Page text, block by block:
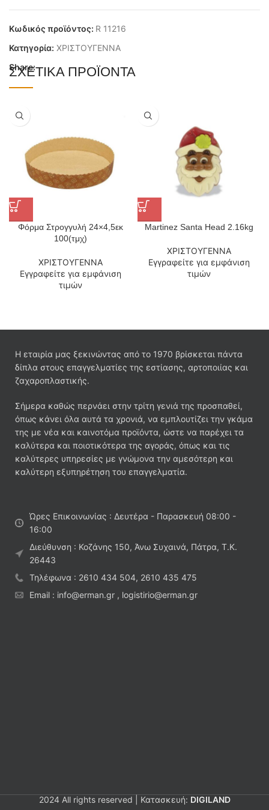
Κωδικός προϊόντος: R 11216
Κατηγορία: ΧΡΙΣΤΟΥΓΕΝΝΑ
Share:
ΣΧΕΤΙΚΆ ΠΡΟΪΌΝΤΑ
Φόρμα Στρογγυλή 24×4,5εκ
100(τμχ)
ΧΡΙΣΤΟΥΓΕΝΝΑ
Εγγραφείτε για εμφάνιση
τιμών
Martinez Santa Head 2.16kg
ΧΡΙΣΤΟΥΓΕΝΝΑ
Εγγραφείτε για εμφάνιση
τιμών
Η εταιρία μας ξεκινώντας από το 1970 βρίσκεται πάντα
δίπλα στους επαγγελματίες της εστίασης, αρτοποιίας και
ζαχαροπλαστικής.
Σήμερα καθώς περνάει στην τρίτη γενιά της προσπαθεί,
όπως κάνει όλα αυτά τα χρονιά, να εμπλουτίζει την γκάμα
της με νέα και καινοτόμα προϊόντα, ώστε να παρέχει τα
καλύτερα και ποιοτικότερα της αγοράς, όπως και τις
καλύτερες υπηρεσίες με γνώμονα την αμεσότερη και
καλύτερη εξυπηρέτηση του επαγγελματία.
Ώρες Επικοινωνίας : Δευτέρα - Παρασκευή 08:00 -
16:00
Διεύθυνση : Κοζάνης 150, Άνω Συχαινά, Πάτρα, Τ.Κ.
26443
Τηλέφωνα : 2610 434 504, 2610 435 475
Email : info@erman.gr , logistirio@erman.gr
2024 All rights reserved | Κατασκευή: DIGILAND